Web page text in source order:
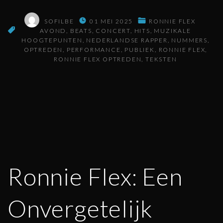
SOFILBE 01 MEI 2025
RONNIE FLEX
AVOND
BEATS CONCERT HITS
MUZIKALE
HOOGTEPUNTEN
NEDERLANDSE RAPPER
NUMMERS
OPTREDEN
PERFORMANCE PUBLIEK
RONNIE FLEX
RONNIE FLEX OPTREDEN
TEKSTEN
Ronnie Flex: Een
Onvergetelijk